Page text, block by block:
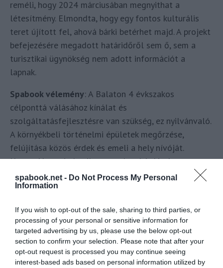
spabook.net - Do Not Process My Personal
Information
If you wish to opt-out of the sale, sharing to third parties, or
processing of your personal or sensitive information for
targeted advertising by us, please use the below opt-out
section to confirm your selection. Please note that after your
opt-out request is processed you may continue seeing
interest-based ads based on personal information utilized by
reméli, hogy 2024 márciusában megnyithat a
létesítmény. Elmondta, hogy egy fontos kulturális
teret újított fel, ahová bárki betérhet majd. A projekt
befejezésére megadott határidőről sem ő, sem a
turisztikai ügynökség nem adott információt a
lapnak.
Spabook vélemény: A Balaton 4 évkszakos
célponttá válásához kínálat és
szolgáltatásfejlesztésre van szükség, ez nyilvánvaló.
A környékbeli történelmi épületek megőrzése,
felújítása közös érdek és emeli a hely nívóját.
Ugyanakkor minden ilyen esetben kérdés, hogy a
közpénzből megvalósuló fejlesztés végén a
tulajdonjog kihez kerül és vajon arányos-e a
gyarapodásával. Ezt a költőinek tűnő, de komoly
kérdést nem Zoób Kati divatmúzeumára célozva
tesszük fel, hanem általában véve a támogatási
rendszerek status qou-jával kapcsolatban.